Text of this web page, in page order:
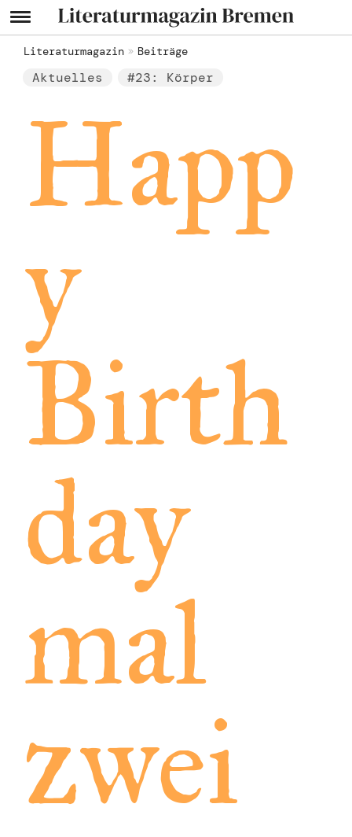
Literaturmagazin Beiträge
Aktuelles #23: Körper
Happ
y
Birth
day
mal
zwei